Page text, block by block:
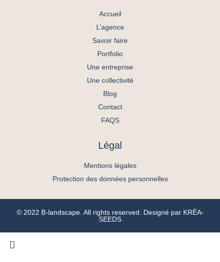
Accueil
L’agence
Savoir faire
Portfolio
Une entreprise
Une collectivité
Blog
Contact
FAQS
Légal
Mentions légales
Protection des données personnelles
© 2022 B-landscape. All rights reserved. Designé par KRÉA-
SEEDS